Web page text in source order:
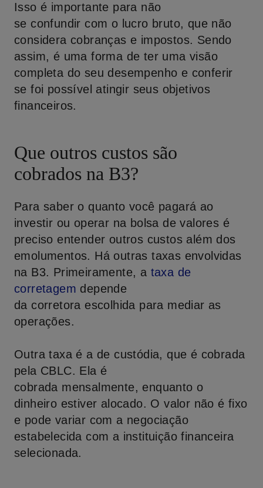
Isso é importante para não
se confundir com o lucro bruto, que não
considera cobranças e impostos. Sendo
assim, é uma forma de ter uma visão
completa do seu desempenho e conferir
se foi possível atingir seus objetivos
financeiros.
Que outros custos são
cobrados na B3?
Para saber o quanto você pagará ao
investir ou operar na bolsa de valores é
preciso entender outros custos além dos
emolumentos. Há outras taxas envolvidas
na B3. Primeiramente, a taxa de
corretagem depende
da corretora escolhida para mediar as
operações.
Outra taxa é a de custódia, que é cobrada
pela CBLC. Ela é
cobrada mensalmente, enquanto o
dinheiro estiver alocado. O valor não é fixo
e pode variar com a negociação
estabelecida com a instituição financeira
selecionada.